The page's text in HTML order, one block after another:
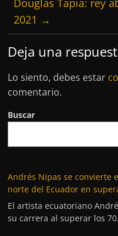
2021 →
Deja una
Lo siento, debes estar
comentario.
Buscar
Andrés Nipas se convierte
norte del Ecuador en
El artista ecuatoriano
su carrera al superar los